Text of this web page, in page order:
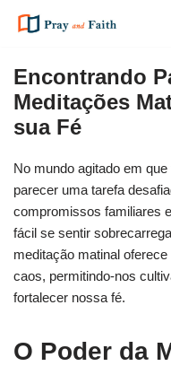
para
o
conteúdo
Encontrando
Meditações
sua Fé
No mundo agitado em
parecer uma tarefa
compromissos familiares
fácil se sentir
meditação matinal
caos, permitindo-nos
fortalecer nossa fé.
O Poder da